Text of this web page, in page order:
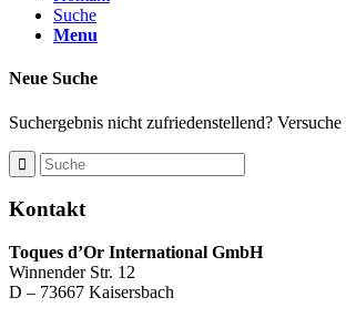
Suche
Menu
Neue Suche
Suchergebnis nicht zufriedenstellend?
Kontakt
Toques d’Or International GmbH
Winnender Str. 12
D – 73667 Kaisersbach